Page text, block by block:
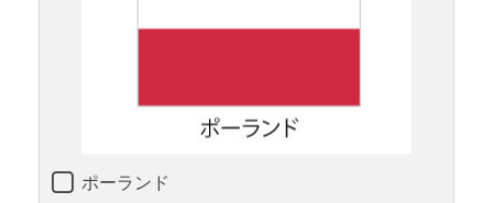
ポーランド